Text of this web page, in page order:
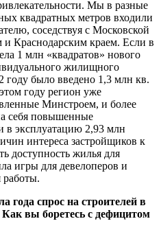
Мы в разные
квадратных метров входили
соседствуя с Московской
и Краснодарским краем. Если в
1 млн «квадратов» нового
жилищного
году было введено 1,3 млн кв.
году регион уже
Минстроем, и более
себя повышенные
в эксплуатацию 2,93 млн
интереса застройщиков к
доступность жилья для
игры для девелоперов и
работы.
года спрос на строителей в
вы боретесь с дефицитом